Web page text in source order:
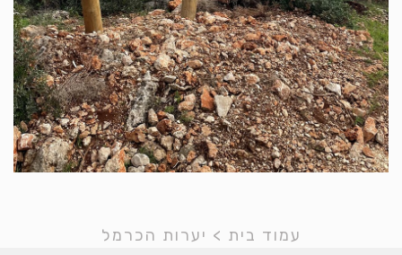
עמוד בית > יערות הכרמל